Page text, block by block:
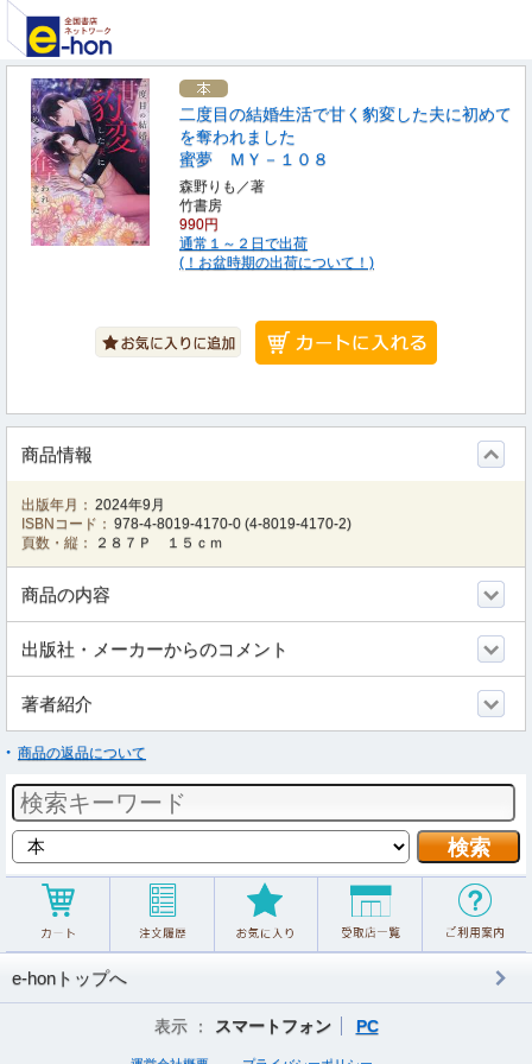
二度目の結婚生活で甘く豹変した夫に初めて
を奪われました
蜜夢 ＭＹ－１０８
森野りも／著
竹書房
990円
通常１～２日で出荷
(！お盆時期の出荷について！)
商品情報
出版年月： 2024年9月
ISBNコード： 978-4-8019-4170-0 (4-8019-4170-2)
頁数・縦：
２８７Ｐ １５ｃｍ
商品の内容
出版社・メーカーからのコメント
著者紹介
商品の返品について
e-honトップへ
表示 ： スマートフォン PC